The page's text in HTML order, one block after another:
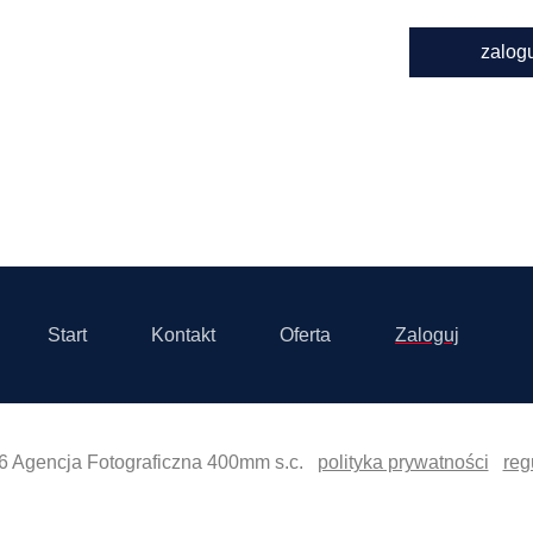
Start Kontakt Oferta Zaloguj
Agencja Fotograficzna 400mm s.c. polityka prywatności